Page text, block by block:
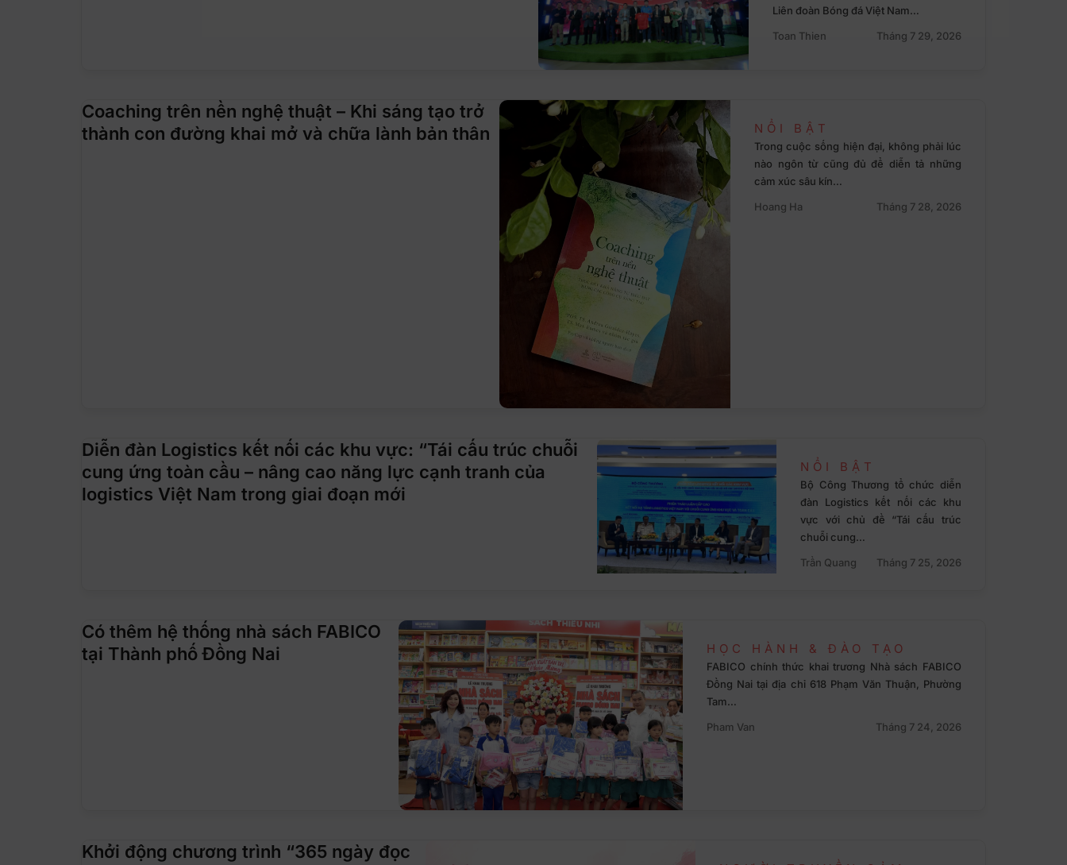
Liên đoàn Bóng đá Việt Nam…
Toan Thien
Tháng 7 29, 2026
Coaching trên nền nghệ thuật – Khi sáng tạo trở
thành con đường khai mở và chữa lành bản thân
NỔI BẬT
Trong cuộc sống hiện đại, không phải lúc
nào ngôn từ cũng đủ để diễn tả những
cảm xúc sâu kín…
Hoang Ha
Tháng 7 28, 2026
Diễn đàn Logistics kết nối các khu vực: “Tái cấu trúc chuỗi
cung ứng toàn cầu – nâng cao năng lực cạnh tranh của
logistics Việt Nam trong giai đoạn mới
NỔI BẬT
Bộ Công Thương tổ chức diễn
đàn Logistics kết nối các khu
vực với chủ đề “Tái cấu trúc
chuỗi cung…
Trần Quang
Tháng 7 25, 2026
Có thêm hệ thống nhà sách FABICO
tại Thành phố Đồng Nai
HỌC HÀNH & ĐÀO TẠO
FABICO chính thức khai trương Nhà sách FABICO
Đồng Nai tại địa chỉ 618 Phạm Văn Thuận, Phường
Tam…
Pham Van
Tháng 7 24, 2026
Khởi động chương trình “365 ngày đọc